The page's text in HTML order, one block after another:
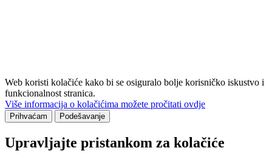
Web koristi kolačiće kako bi se osiguralo bolje korisničko iskustvo i
funkcionalnost stranica.
Više informacija o kolačićima možete pročitati ovdje
Prihvaćam Podešavanje
Upravljajte pristankom za kolačiće